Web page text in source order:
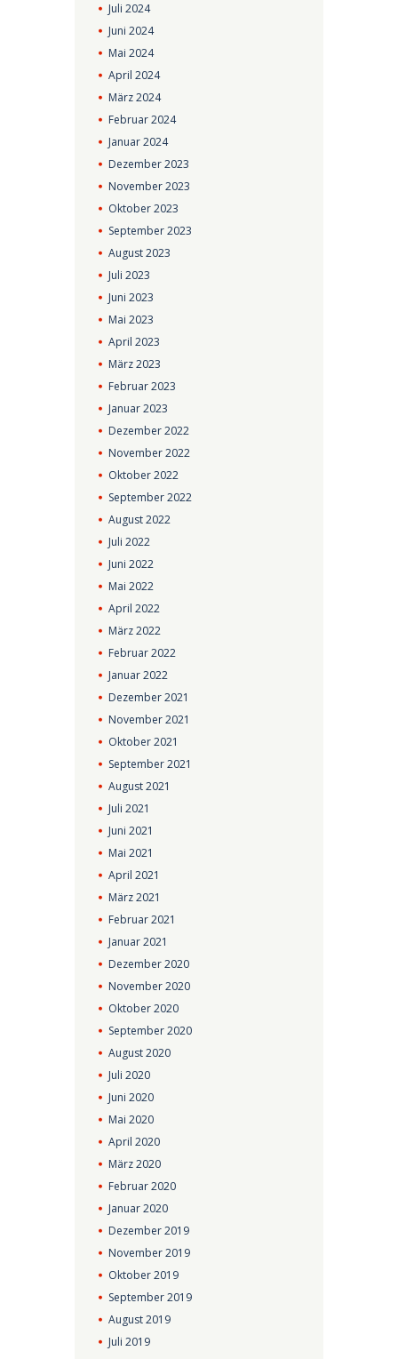
Juli2024
Juni2024
Mai2024
April2024
März2024
Februar2024
Januar2024
Dezember2023
November2023
Oktober2023
September2023
August2023
Juli2023
Juni2023
Mai2023
April2023
März2023
Februar2023
Januar2023
Dezember2022
November2022
Oktober2022
September2022
August2022
Juli2022
Juni2022
Mai2022
April2022
März2022
Februar2022
Januar2022
Dezember2021
November2021
Oktober2021
September2021
August2021
Juli2021
Juni2021
Mai2021
April2021
März2021
Februar2021
Januar2021
Dezember2020
November2020
Oktober2020
September2020
August2020
Juli2020
Juni2020
Mai2020
April2020
März2020
Februar2020
Januar2020
Dezember2019
November2019
Oktober2019
September2019
August2019
Juli2019